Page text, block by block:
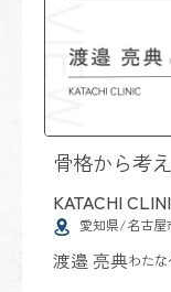
骨格から考
KATACHI
愛知県/名古屋
渡邉 亮典わた